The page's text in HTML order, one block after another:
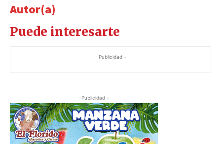
Autor(a)
Puede interesarte
- Publicidad -
-Publicidad -